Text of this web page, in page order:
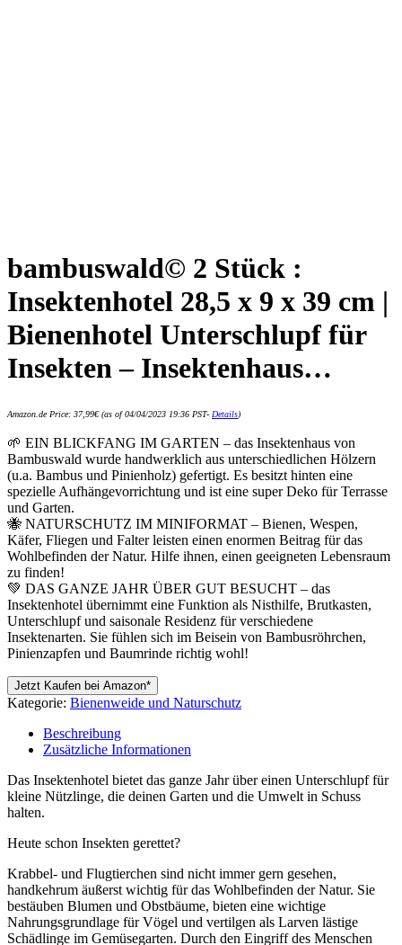
bambuswald© 2 Stück :
Insektenhotel 28,5 x 9 x 39 cm |
Bienenhotel Unterschlupf für
Insekten – Insektenhaus…
Amazon.de Price: 37,99€(as of 04/04/2023 19:36 PST- Details)
🌱 EIN BLICKFANG IM GARTEN – das Insektenhaus von
Bambuswald wurde handwerklich aus unterschiedlichen Hölzern
(u.a. Bambus und Pinienholz) gefertigt. Es besitzt hinten eine
spezielle Aufhängevorrichtung und ist eine super Deko für Terrasse
und Garten.
🐝 NATURSCHUTZ IM MINIFORMAT – Bienen, Wespen,
Käfer, Fliegen und Falter leisten einen enormen Beitrag für das
Wohlbefinden der Natur. Hilfe ihnen, einen geeigneten Lebensraum
zu finden!
💚 DAS GANZE JAHR ÜBER GUT BESUCHT – das
Insektenhotel übernimmt eine Funktion als Nisthilfe, Brutkasten,
Unterschlupf und saisonale Residenz für verschiedene
Insektenarten. Sie fühlen sich im Beisein von Bambusröhrchen,
Pinienzapfen und Baumrinde richtig wohl!
Jetzt Kaufen bei Amazon*
Kategorie: Bienenweide und Naturschutz
Beschreibung
Zusätzliche Informationen
Das Insektenhotel bietet das ganze Jahr über einen Unterschlupf für
kleine Nützlinge, die deinen Garten und die Umwelt in Schuss
halten.
Heute schon Insekten gerettet?
Krabbel- und Flugtierchen sind nicht immer gern gesehen,
handkehrum äußerst wichtig für das Wohlbefinden der Natur. Sie
bestäuben Blumen und Obstbäume, bieten eine wichtige
Nahrungsgrundlage für Vögel und vertilgen als Larven lästige
Schädlinge im Gemüsegarten. Durch den Eingriff des Menschen